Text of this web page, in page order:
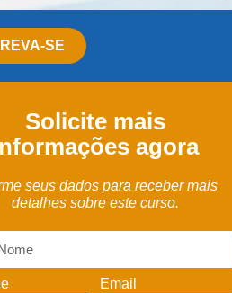
SE
Solicite mais
agora
seus dados para receber mais
detalhes sobre este curso.
Email